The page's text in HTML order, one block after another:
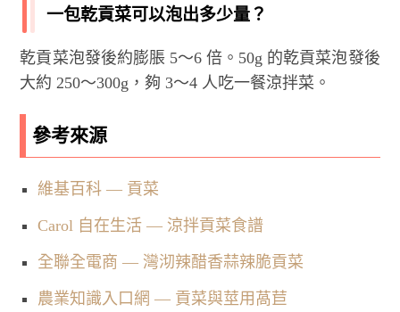
一包乾貢菜可以泡出多少量？
乾貢菜泡發後約膨脹 5～6 倍。50g 的乾貢菜泡發後
大約 250～300g，夠 3～4 人吃一餐涼拌菜。
參考來源
維基百科 — 貢菜
Carol 自在生活 — 涼拌貢菜食譜
全聯全電商 — 灣沏辣醋香蒜辣脆貢菜
農業知識入口網 — 貢菜與莖用萵苣